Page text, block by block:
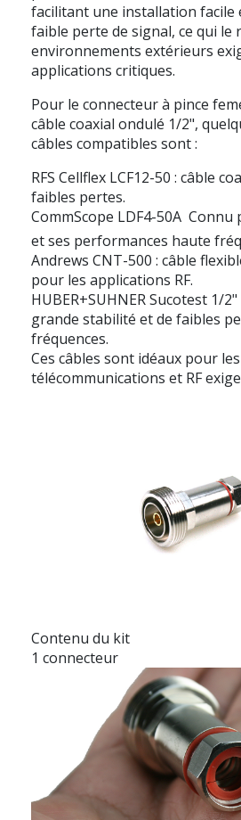
facilitant une installation facile
faible perte de signal, ce qui le
environnements extérieurs
applications critiques.
Pour le connecteur à pince
câble coaxial ondulé 1/2",
câbles compatibles sont :
RFS Cellflex LCF12-50 : câble
faibles pertes.
CommScope LDF4-50A 
et ses performances haute
Andrews CNT-500 : câble
pour les applications RF.
HUBER+SUHNER Sucotest 1/2"
grande stabilité et de faibles
fréquences.
Ces câbles sont idéaux pour
télécommunications et RF
Contenu du kit
1 connecteur